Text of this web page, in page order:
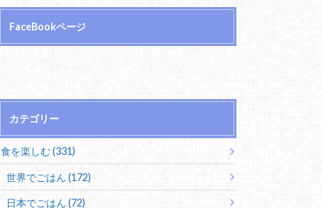
FaceBookページ
カテゴリー
食を楽しむ (331)
世界でごはん (172)
日本でごはん (72)